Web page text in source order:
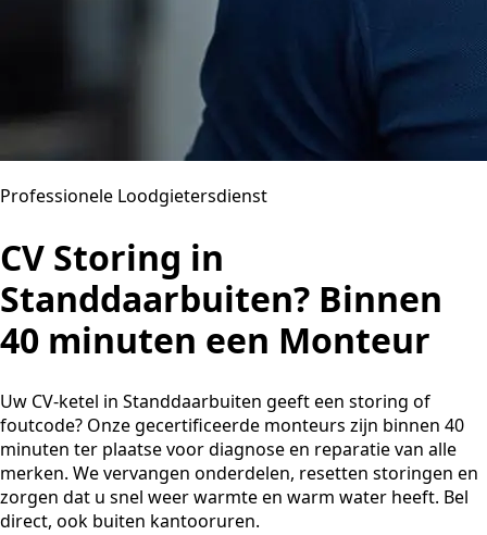
Professionele Loodgietersdienst
CV Storing in
Standdaarbuiten? Binnen
40 minuten een Monteur
Uw CV-ketel in Standdaarbuiten geeft een storing of
foutcode? Onze gecertificeerde monteurs zijn binnen 40
minuten ter plaatse voor diagnose en reparatie van alle
merken. We vervangen onderdelen, resetten storingen en
zorgen dat u snel weer warmte en warm water heeft. Bel
direct, ook buiten kantooruren.